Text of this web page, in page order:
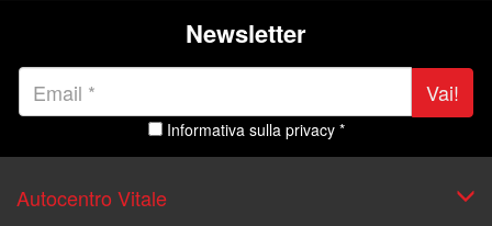
Newsletter
Vai!
Informativa sulla privacy *
Autocentro Vitale